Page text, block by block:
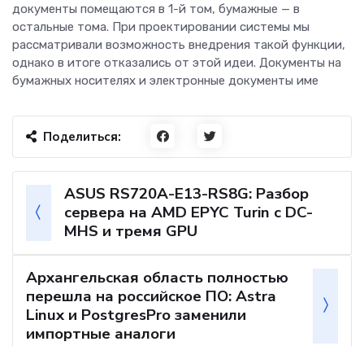
документы помещаются в 1-й том, бумажные — в
остальные тома. При проектировании системы мы
рассматривали возможность внедрения такой функции,
однако в итоге отказались от этой идеи. Документы на
бумажных носителях и электронные документы име
Поделиться:
ASUS RS720A-E13-RS8G: Разбор
сервера на AMD EPYC Turin с DC-
MHS и тремя GPU
Архангельская область полностью
перешла на российское ПО: Astra
Linux и PostgresPro заменили
импортные аналоги